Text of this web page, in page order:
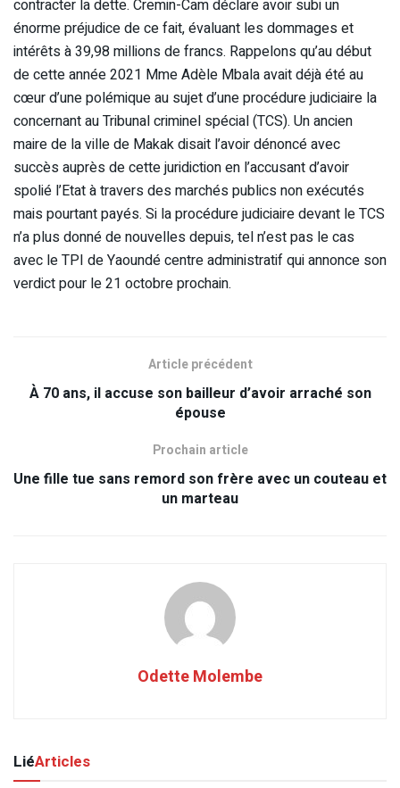
contracter la dette. Cremin-Cam déclare avoir subi un
énorme préjudice de ce fait, évaluant les dommages et
intérêts à 39,98 millions de francs. Rappelons qu’au début
de cette année 2021 Mme Adèle Mbala avait déjà été au
cœur d’une polémique au sujet d’une procédure judiciaire la
concernant au Tribunal criminel spécial (TCS). Un ancien
maire de la ville de Makak disait l’avoir dénoncé avec
succès auprès de cette juridiction en l’accusant d’avoir
spolié l’Etat à travers des marchés publics non exécutés
mais pourtant payés. Si la procédure judiciaire devant le TCS
n’a plus donné de nouvelles depuis, tel n’est pas le cas
avec le TPI de Yaoundé centre administratif qui annonce son
verdict pour le 21 octobre prochain.
Article précédent
À 70 ans, il accuse son bailleur d’avoir arraché son
épouse
Prochain article
Une fille tue sans remord son frère avec un couteau et
un marteau
Odette Molembe
LiéArticles